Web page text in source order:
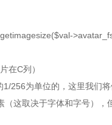
C列）
为单位的，这里我们将
取决于字体和字号），但